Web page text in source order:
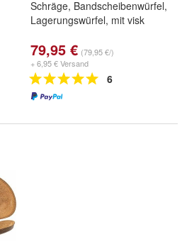
Schräge, Bandscheibenwürfel,
Lagerungswürfel, mit visk
79,95 € (79,95 €/)
+ 6,95 € Versand
6